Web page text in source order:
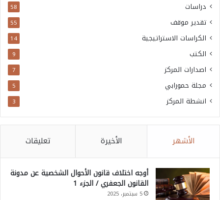
دراسات 58
تقدير موقف 55
الكراسات الاستراتيجية 14
الكتب 9
اصدارات المركز 7
مجلة حمورابي 5
انشطة المركز 3
الأشهر الأخيرة تعليقات
أوجه اختلاف قانون الأحوال الشخصية عن مدونة
القانون الجعفري / الجزء 1
5 سبتمبر، 2025